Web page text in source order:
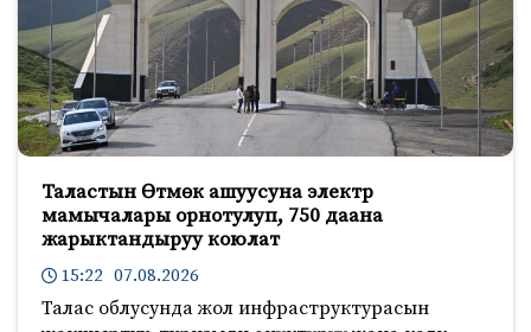
Таластын Өтмөк ашуусуна электр
мамычалары орнотулуп, 750 даана
жарыктандыруу коюлат
15:22 07.08.2026
Талас облусунда жол инфраструктурасын